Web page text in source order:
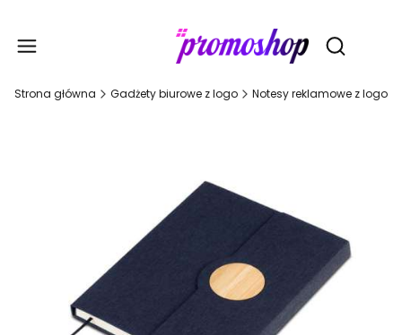
Otwórz
Strona główna Gadżety biurowe z logo Notesy reklamowe z logo